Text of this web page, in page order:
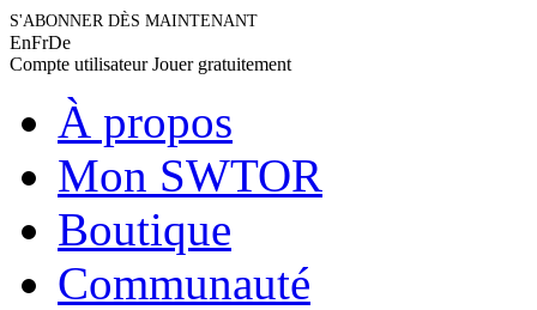
S'ABONNER DÈS MAINTENANT
EnFrDe
Compte utilisateurJouer gratuitement
À propos
Mon SWTOR
Boutique
Communauté